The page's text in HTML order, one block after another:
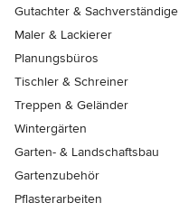
Gutachter & Sachverständige
Maler & Lackierer
Planungsbüros
Tischler & Schreiner
Treppen & Geländer
Wintergärten
Garten- & Landschaftsbau
Gartenzubehör
Pflasterarbeiten